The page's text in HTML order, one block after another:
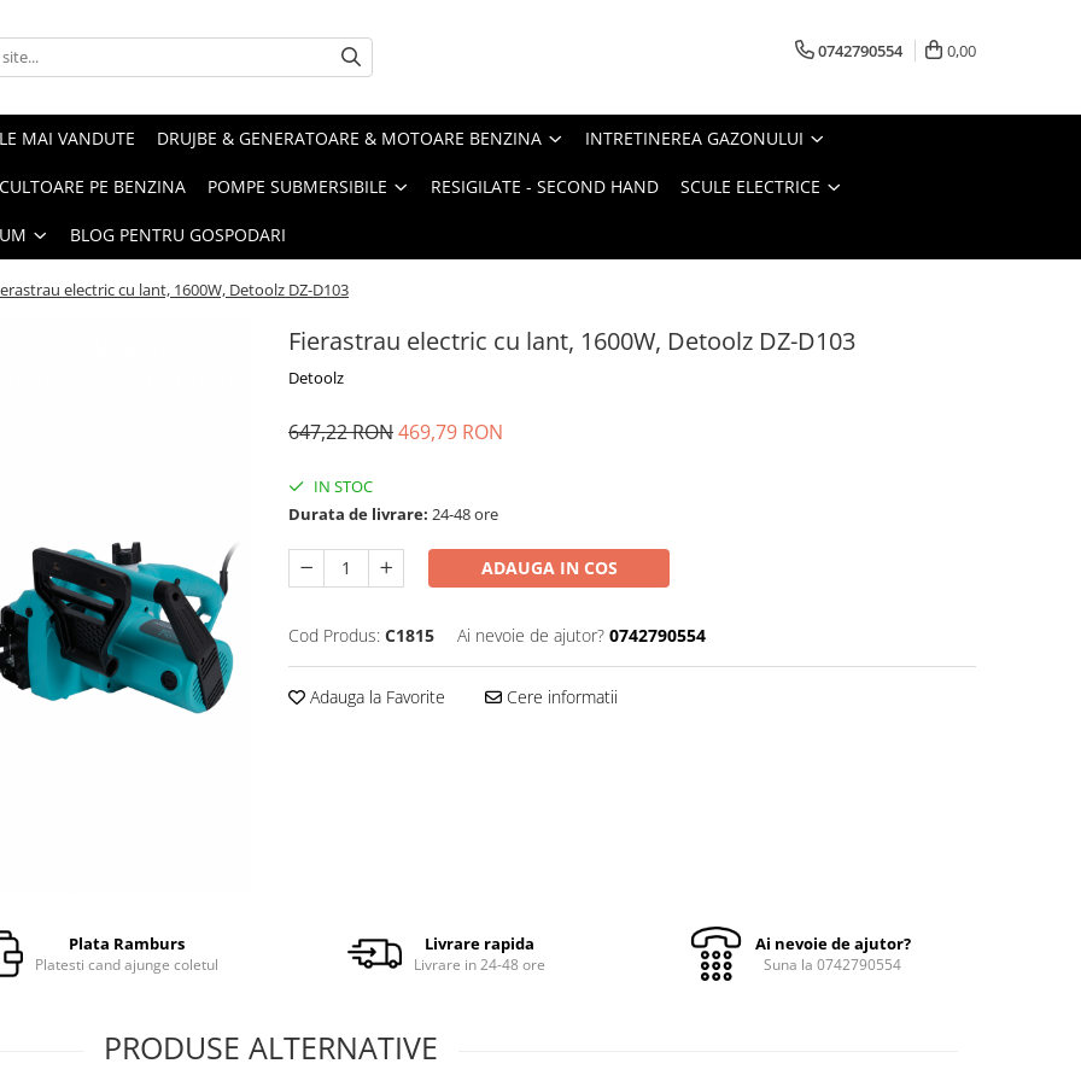
0742790554 0,00
MAI VANDUTE DRUJBE & GENERATOARE & MOTOARE BENZINA INTRETINEREA GAZONULUI
PE BENZINA POMPE SUBMERSIBILE RESIGILATE - SECOND HAND SCULE ELECTRICE
BLOG PENTRU GOSPODARI
electric cu lant, 1600W, Detoolz DZ-D103
Fierastrau electric cu lant, 1600W, Detoolz DZ-D103
Detoolz
647,22 RON469,79 RON
IN STOC
Durata de livrare: 24-48 ore
ADAUGA IN COS
Cod Produs: C1815 Ai nevoie de ajutor? 0742790554
Adauga la Favorite Cere informatii
Plata Ramburs
Platesti cand ajunge coletul
Livrare rapida
Livrare in 24-48 ore
Ai nevoie de ajutor?
Suna la 0742790554
PRODUSE ALTERNATIVE